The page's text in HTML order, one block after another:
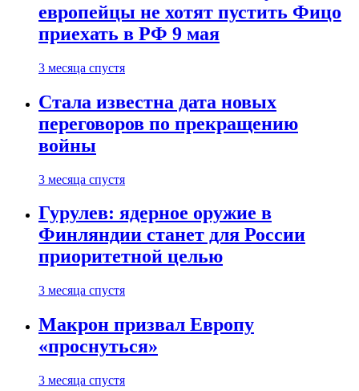
европейцы не хотят пустить Фицо
приехать в РФ 9 мая
3 месяца спустя
Стала известна дата новых
переговоров по прекращению
войны
3 месяца спустя
Гурулев: ядерное оружие в
Финляндии станет для России
приоритетной целью
3 месяца спустя
Макрон призвал Европу
«проснуться»
3 месяца спустя